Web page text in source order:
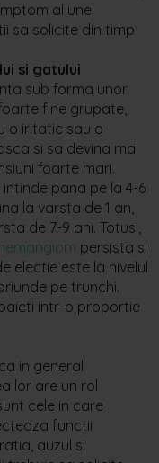
al unei
sa solicite din timp
si gatului
sub forma unor
fine grupate,
o iritatie sau o
si sa devina mai
foarte mari.
pana pe la 4-6
la varsta de 1 an,
de 7-9 ani. Totusi,
persista si
electie este la nivelul
pe trunchi.
intr-o proportie
in general
lor are un rol
cele in care
functii
auzul si